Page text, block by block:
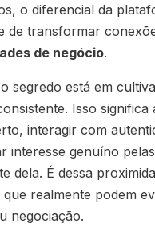
o diferencial da
de transformar
de negócio.
segredo está em
Isso significa
interagir com
interesse genuíno
dela. É dessa
realmente podem
negociação.